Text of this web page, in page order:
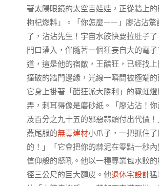
著太陽眼鏡的太空吉娃娃，正從牆上
枸杞燃料」。「你怎麼——」廖沾沾驚
了，沾沾先生！宇宙水餃快要拉肚子
門口灌入，伴隨著一個狂妄自大的電
道，這是他的宿敵，王醋狂，已經找
撞破的牆門邊緣，光線一瞬間被極端
它身上掛著「醋狂派大勝利」的霓虹
弄，刺耳得像是磨砂紙。「廖沾沾！
及百分之九十五的邪惡蒜頭付出代價
燕尾服的無毒建材小爪子，一把抓住
的！」「它會把你的蒜泥在零點一秒
信仰般的怒吼。他以一種專業包水餃
徑三公尺的巨大麵皮。他退休宅設計猛